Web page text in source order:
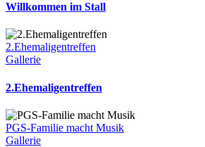
Willkommen im Stall
2.Ehemaligentreffen
Gallerie
2.Ehemaligentreffen
PGS-Familie macht Musik
Gallerie